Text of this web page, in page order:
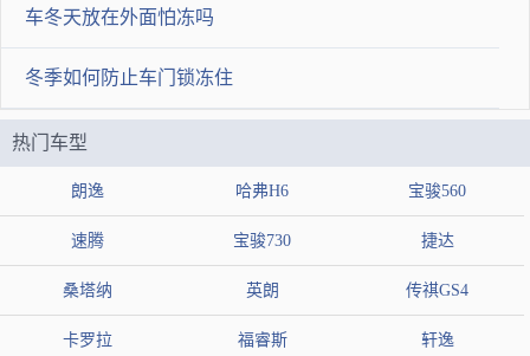
车冬天放在外面怕冻吗
冬季如何防止车门锁冻住
热门车型
朗逸 哈弗H6 宝骏560
速腾 宝骏730 捷达
桑塔纳 英朗 传祺GS4
卡罗拉 福睿斯 轩逸